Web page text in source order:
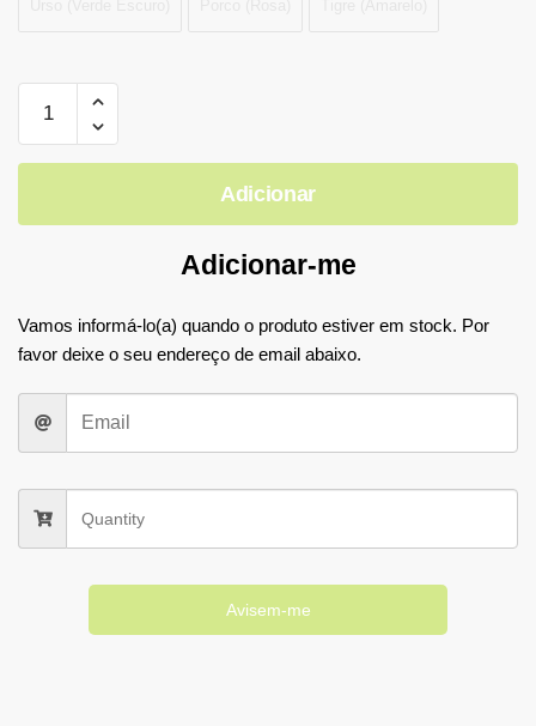
Adicionar
Adicionar-me
Vamos informá-lo(a) quando o produto estiver em stock. Por
favor deixe o seu endereço de email abaixo.
Avisem-me